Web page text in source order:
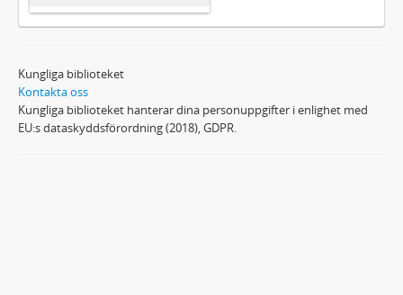
Kungliga biblioteket
Kontakta oss
Kungliga biblioteket hanterar dina personuppgifter i enlighet med
EU:s dataskyddsförordning (2018), GDPR.